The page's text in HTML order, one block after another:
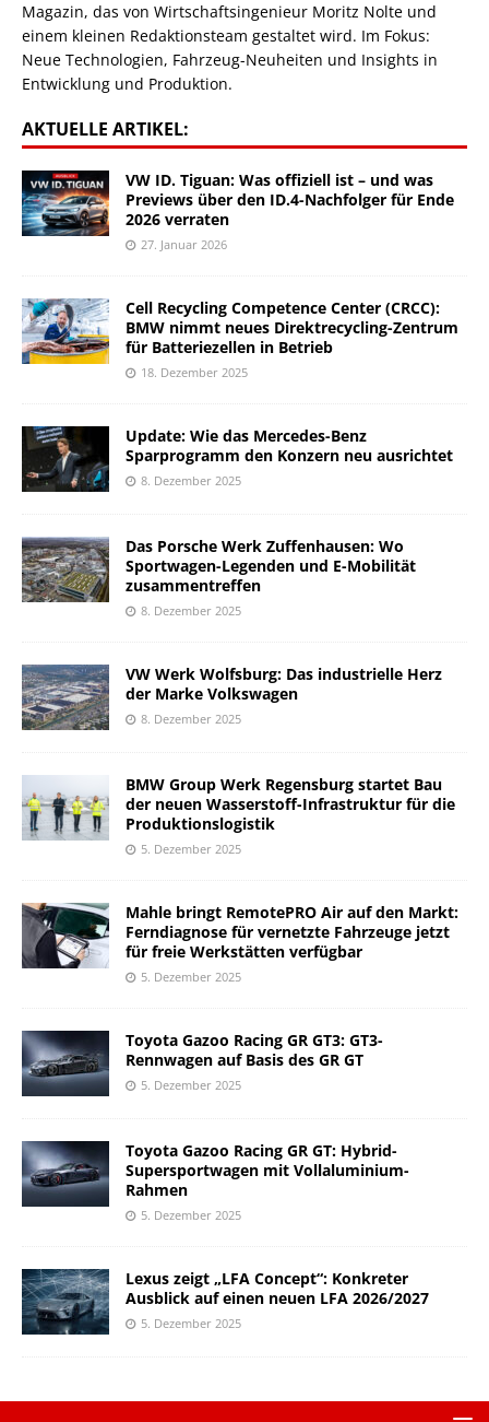
Magazin, das von Wirtschaftsingenieur Moritz Nolte und
einem kleinen Redaktionsteam gestaltet wird. Im Fokus:
Neue Technologien, Fahrzeug-Neuheiten und Insights in
Entwicklung und Produktion.
AKTUELLE ARTIKEL:
VW ID. Tiguan: Was offiziell ist – und was
Previews über den ID.4-Nachfolger für Ende
2026 verraten
27. Januar 2026
Cell Recycling Competence Center (CRCC):
BMW nimmt neues Direktrecycling-Zentrum
für Batteriezellen in Betrieb
18. Dezember 2025
Update: Wie das Mercedes-Benz
Sparprogramm den Konzern neu ausrichtet
8. Dezember 2025
Das Porsche Werk Zuffenhausen: Wo
Sportwagen-Legenden und E-Mobilität
zusammentreffen
8. Dezember 2025
VW Werk Wolfsburg: Das industrielle Herz
der Marke Volkswagen
8. Dezember 2025
BMW Group Werk Regensburg startet Bau
der neuen Wasserstoff-Infrastruktur für die
Produktionslogistik
5. Dezember 2025
Mahle bringt RemotePRO Air auf den Markt:
Ferndiagnose für vernetzte Fahrzeuge jetzt
für freie Werkstätten verfügbar
5. Dezember 2025
Toyota Gazoo Racing GR GT3: GT3-
Rennwagen auf Basis des GR GT
5. Dezember 2025
Toyota Gazoo Racing GR GT: Hybrid-
Supersportwagen mit Vollaluminium-
Rahmen
5. Dezember 2025
Lexus zeigt „LFA Concept“: Konkreter
Ausblick auf einen neuen LFA 2026/2027
5. Dezember 2025